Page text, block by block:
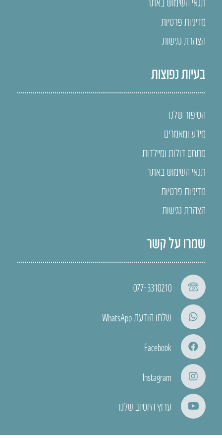
מדיניות פרטיות
הצהרת נגישות
בעיות נפוצות
הסיפור שלנו
מידע ומאמרים
מתחם דולות ומיילדות
תנאי השימוש באתר
מדיניות פרטיות
הצהרת נגישות
שמרו על קשר
077-3310210
שלחו הודעת WhatsApp
Facebook
Instagram
ערוץ היוטיוב שלנו